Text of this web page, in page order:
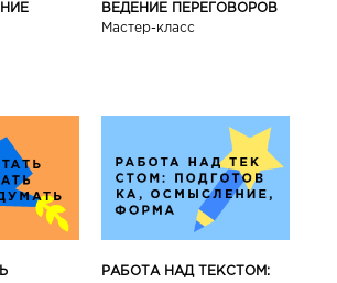
ВЕДЕНИЕ ПЕРЕГОВОРОВ
Мастер-класс
РАБОТА НАД ТЕКСТОМ: